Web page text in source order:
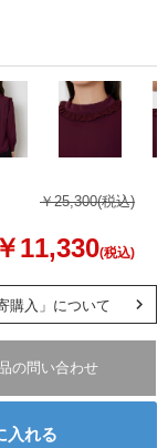
￥25,300(税込)
￥11,330(税込)
購入」について
の問い合わせ
入れる